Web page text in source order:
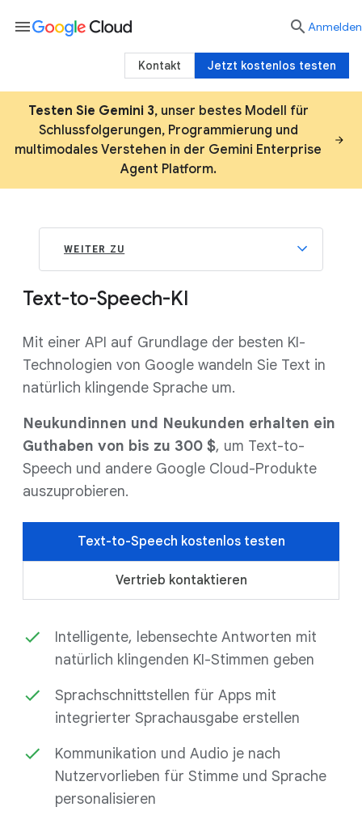
Testen Sie Gemini 3, unser bestes Modell für
Schlussfolgerungen, Programmierung und
multimodales Verstehen in der Gemini Enterprise
Agent Platform.
WEITER ZU
Text-to-Speech-KI
Mit einer API auf Grundlage der besten KI-
Technologien von Google wandeln Sie Text in
natürlich klingende Sprache um.
Neukundinnen und Neukunden erhalten ein
Guthaben von bis zu 300 $, um Text-to-
Speech und andere Google Cloud-Produkte
auszuprobieren.
Text-to-Speech kostenlos testen
Vertrieb kontaktieren
Intelligente, lebensechte Antworten mit
natürlich klingenden KI-Stimmen geben
Sprachschnittstellen für Apps mit
integrierter Sprachausgabe erstellen
Kommunikation und Audio je nach
Nutzervorlieben für Stimme und Sprache
personalisieren
menu  Anmelden
Jetzt kostenlos testen
Kontakt